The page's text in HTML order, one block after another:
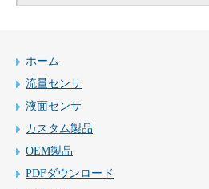
ホーム
流量センサ
液面センサ
カスタム製品
OEM製品
PDFダウンロード